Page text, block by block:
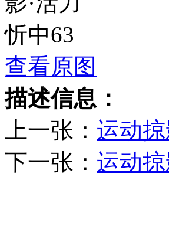
查看原图
描述信息：
上一张： 运动
下一张： 运动